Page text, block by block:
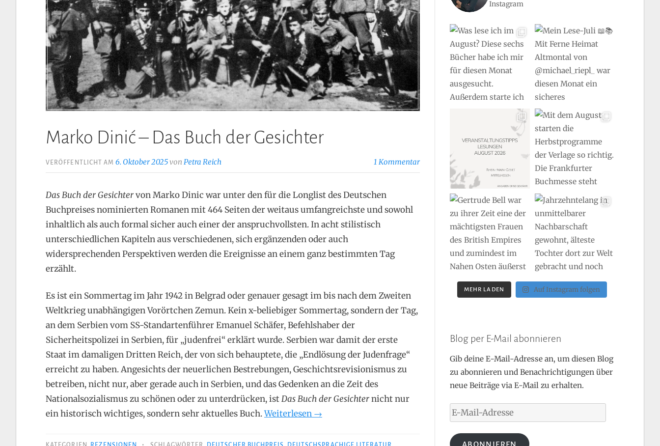
Marko Dinić – Das Buch der Gesichter
VERÖFFENTLICHT AM6. Oktober 2025von Petra Reich 1 Kommentar
Das Buch der Gesichtervon Marko Dinic war unter den für die Longlist des Deutschen
Buchpreises nominierten Romanen mit 464 Seiten der weitaus umfangreichste und sowohl
inhaltlich als auch formal sicher auch einer der anspruchvollsten. In acht stilistisch
unterschiedlichen Kapiteln aus verschiedenen, sich ergänzenden oder auch
widersprechenden Perspektiven werden die Ereignisse an einem ganz bestimmten Tag
erzählt.
Es ist ein Sommertag im Jahr 1942 in Belgrad oder genauer gesagt im bis nach dem Zweiten
Weltkrieg unabhängigen Vorörtchen Zemun. Kein x-beliebiger Sommertag, sondern der Tag,
an dem Serbien vom SS-Standartenführer Emanuel Schäfer, Befehlshaber der
Sicherheitspolizei in Serbien, für „judenfrei“ erklärt wurde. Serbien war damit der erste
Staat im damaligen Dritten Reich, der von sich behauptete, die „Endlösung der Judenfrage“
erreicht zu haben. Angesichts der neuerlichen Bestrebungen, Geschichtsrevisionismus zu
betreiben, nicht nur, aber gerade auch in Serbien, und das Gedenken an die Zeit des
Nationalsozialismus zu schönen oder zu unterdrücken, istDas Buch der Gesichternicht nur
ein historisch wichtiges, sondern sehr aktuelles Buch.Weiterlesen „Marko
–
→
Instagram
MEHR LADEN Auf Instagram folgen
Blog per E-Mail abonnieren
Gib deine E-Mail-Adresse an, um diesen Blog
zu abonnieren und Benachrichtigungen über
neue Beiträge via E-Mail zu erhalten.
E-
Mail-
Adresse
ABONNIEREN